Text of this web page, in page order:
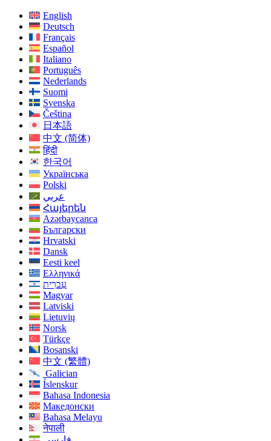
English
Deutsch
Français
Español
Italiano
Português
Nederlands
Suomi
Svenska
Čeština
日本語
中文 (简体)
हिंदी
한국어
Українська
Polski
عربي
Հայերեն
Azərbaycanca
Български
Hrvatski
Dansk
Eesti keel
Ελληνικά
עִברִית
Magyar
Latviski
Lietuvių
Norsk
Türkçe
Bosanski
中文 (繁體)
Galician
Íslenskur
Bahasa Indonesia
Македонски
Bahasa Melayu
नेपाली